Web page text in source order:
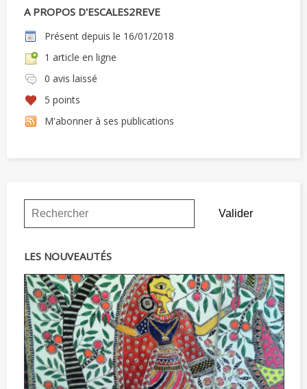
A PROPOS D'ESCALES2REVE
Présent depuis le 16/01/2018
1 article en ligne
0 avis laissé
5 points
M'abonner à ses publications
LES NOUVEAUTÉS